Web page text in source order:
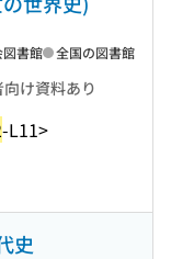
け資料あり
-L11>
図書館 全国の図書館
史